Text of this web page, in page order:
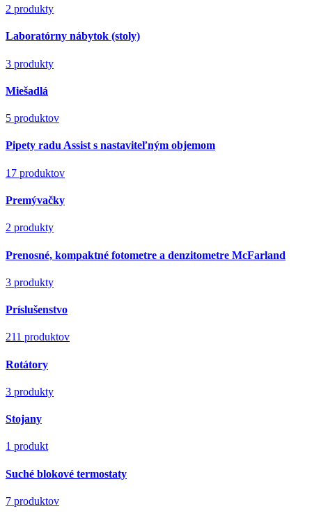
2 produkty
Laboratórny nábytok (stoly)
3 produkty
Miešadlá
5 produktov
Pipety radu Assist s nastaviteľným objemom
17 produktov
Premývačky
2 produkty
Prenosné, kompaktné fotometre a denzitometre McFarland
3 produkty
Príslušenstvo
211 produktov
Rotátory
3 produkty
Stojany
1 produkt
Suché blokové termostaty
7 produktov